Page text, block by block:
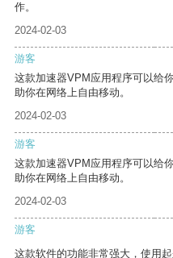
作。
2024-02-03
游客
这款加速器VPM应用程序可以给
助你在网络上自由移动。
2024-02-03
游客
这款加速器VPM应用程序可以给
助你在网络上自由移动。
2024-02-03
游客
这款软件的功能非常强大，使用起